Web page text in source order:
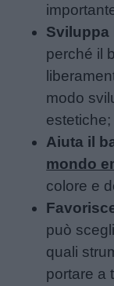
Sviluppa
perché il
modo
estetiche;
Aiuta il
mondo
colore e
può
quali
portare a